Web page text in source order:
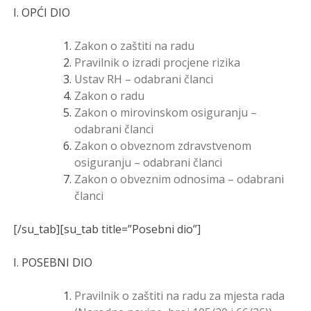
I. OPĆI DIO
Zakon o zaštiti na radu
Pravilnik o izradi procjene rizika
Ustav RH – odabrani članci
Zakon o radu
Zakon o mirovinskom osiguranju –
odabrani članci
Zakon o obveznom zdravstvenom
osiguranju – odabrani članci
Zakon o obveznim odnosima – odabrani
članci
[/su_tab][su_tab title=”Posebni dio”]
I. POSEBNI DIO
Pravilnik o zaštiti na radu za mjesta rada